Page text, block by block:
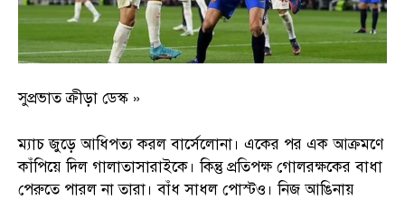
সুপ্রভাত ক্রীড়া ডেস্ক »
ম্যাচ জুড়ে আধিপত্য করল বার্সেলোনা। একের পর এক আক্রমণে
কাঁপিয়ে দিল গালাতাসারাইকে। কিন্তু প্রতিপক্ষ গোলরক্ষকের বাধা
পেরুতে পারল না তারা। বাঁধ সাধল পোস্টও। নিজ আঙিনায়